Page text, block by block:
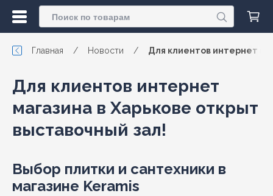
Главная / Новости / Для клиентов интернет
Для клиентов интернет
магазина в Харькове открыт
выставочный зал!
Выбор плитки и сантехники в
магазине Keramis